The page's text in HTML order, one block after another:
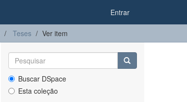
Entrar
Teses Ver item
Buscar DSpace
Esta coleção